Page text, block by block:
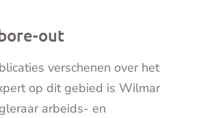
out
verschenen over het
op dit gebied is Wilmar
arbeids- en